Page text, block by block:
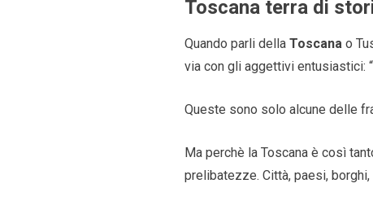
Toscana terra di
Quando parli dellaToscana o
via con gli aggettivi entusiastici: “
Queste sono solo alcune delle
Ma perchè la Toscana è così
prelibatezze. Città, paesi,